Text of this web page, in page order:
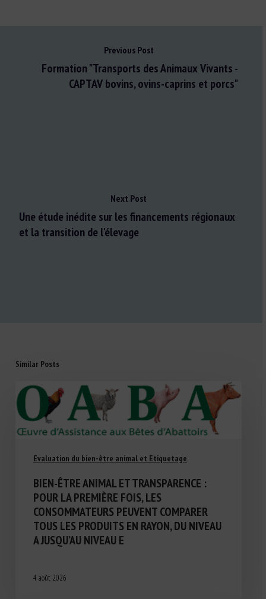
Previous Post
Formation "Transports des Animaux Vivants -
CAPTAV bovins, ovins-caprins et porcs"
Next Post
Une étude inédite sur les financements régionaux
et la transition de l'élevage
Similar Posts
Evaluation du bien-être animal et Etiquetage
BIEN-ÊTRE ANIMAL ET TRANSPARENCE :
POUR LA PREMIÈRE FOIS, LES
CONSOMMATEURS PEUVENT COMPARER
TOUS LES PRODUITS EN RAYON, DU NIVEAU
A JUSQU’AU NIVEAU E
4 août 2026